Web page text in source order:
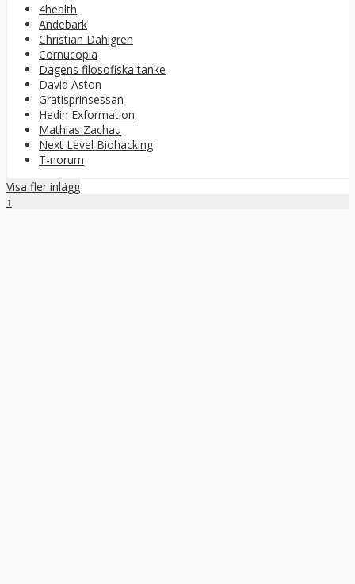
4health
Andebark
Christian Dahlgren
Cornucopia
Dagens filosofiska tanke
David Aston
Gratisprinsessan
Hedin Exformation
Mathias Zachau
Next Level Biohacking
T-norum
Visa fler inlägg
↑